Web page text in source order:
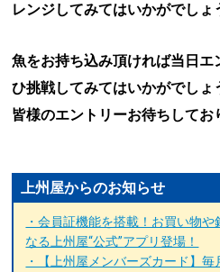
レンジしてみてはいかがでしょ
魚をお持ち込み頂ければ当日
ひ挑戦してみてはいかがでしょ
皆様のエントリーお待ちしてお
上州屋からのお知らせ
・会員証機能を搭載！お買い物
なる上州屋“公式”アプリ登場！
・【上州屋メンバーズカード】毎